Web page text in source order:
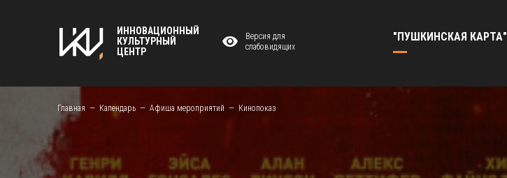
ИННОВАЦИОННЫЙ
КУЛЬТУРНЫЙ
ЦЕНТР
Версия для
слабовидящих
"ПУШКИНСКАЯ КАРТА"
Главная Календарь Афиша мероприятий Кинопоказ